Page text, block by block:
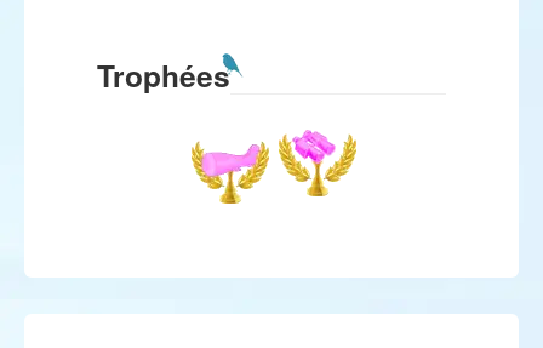
Trophées